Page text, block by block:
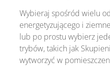
Wybieraj spośród wielu
energetyzującego i
lub po prostu wybierz
trybów, takich jak
wytworzyć w